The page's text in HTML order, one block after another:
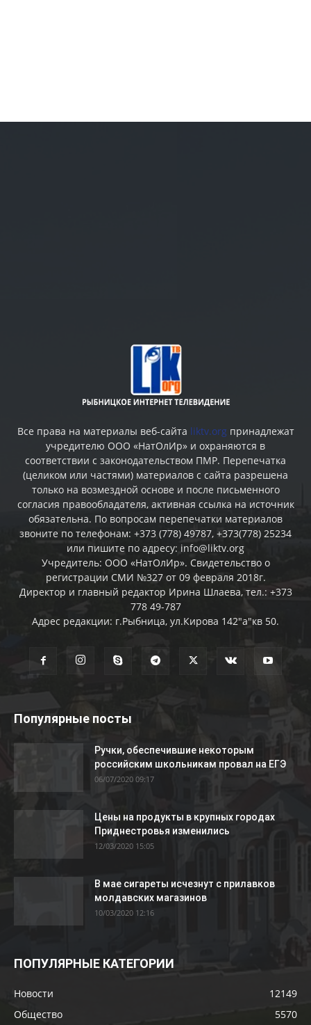
Все права на материалы веб-сайта liktv.org принадлежат
учредителю ООО «НатОлИр» и охраняются в
соответствии с законодательством ПМР. Перепечатка
(целиком или частями) материалов c сайта разрешена
только на возмездной основе и после письменного
согласия правообладателя, активная ссылка на источник
обязательна. По вопросам перепечатки материалов
звоните по телефонам: +373 (778) 49787, +373(778) 25234
или пишите по адресу: info@liktv.org
Учредитель: ООО «НатОлИр». Свидетельство о
регистрации СМИ №327 от 09 февраля 2018г.
Директор и главный редактор Ирина Шлаева, тел.: +373
778 49-787
Адрес редакции: г.Рыбница, ул.Кирова 142"а"кв 50.
Популярные посты
Ручки, обеспечившие некоторым
российским школьникам провал на ЕГЭ
06/07/2020 09:17
Цены на продукты в крупных городах
Приднестровья изменились
12/03/2020 15:05
В мае сигареты исчезнут с прилавков
молдавских магазинов
10/03/2020 12:16
ПОПУЛЯРНЫЕ КАТЕГОРИИ
Новости
12149
Общество
5570